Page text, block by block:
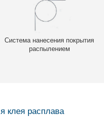
Система нанесения покрытия
распылением
клея расплава